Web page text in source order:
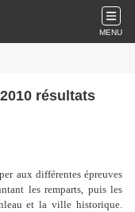
MENU
résultats
aux différentes épreuves
les remparts, puis les
et la ville historique.